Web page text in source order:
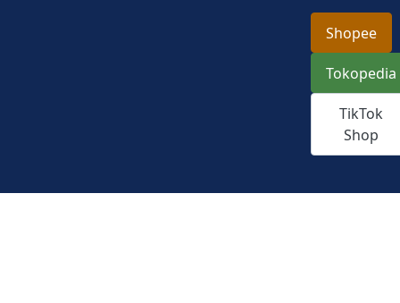
Shopee
Tokopedia
TikTok
Shop